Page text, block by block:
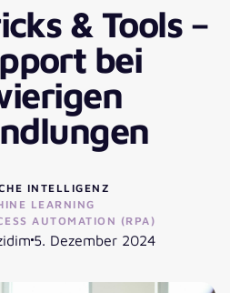
& Tools –
bei
INTELLIGENZ
LEARNING
AUTOMATION (RPA)
5. Dezember 2024